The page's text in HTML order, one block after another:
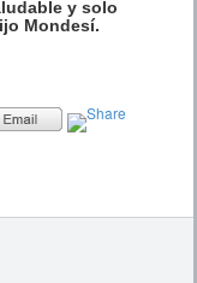
y solo
Mondesí.